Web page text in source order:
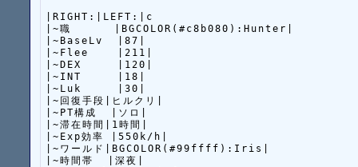
|RIGHT:|LEFT:|c
|~職      |BGCOLOR(#c8b080):Hunter|
|~BaseLv  |87|
|~Flee    |211|
|~DEX     |120|
|~INT     |18|
|~Luk     |30|
|~回復手段|ヒルクリ|
|~PT構成  |ソロ|
|~滞在時間|1時間|
|~Exp効率 |550k/h|
|~ワールド|BGCOLOR(#99ffff):Iris|
|~時間帯  |深夜|